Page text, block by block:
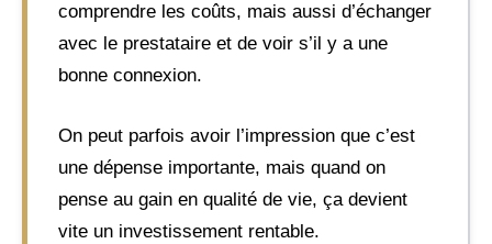
comprendre les coûts, mais aussi d’échanger
avec le prestataire et de voir s’il y a une
bonne connexion.
On peut parfois avoir l’impression que c’est
une dépense importante, mais quand on
pense au gain en qualité de vie, ça devient
vite un investissement rentable.